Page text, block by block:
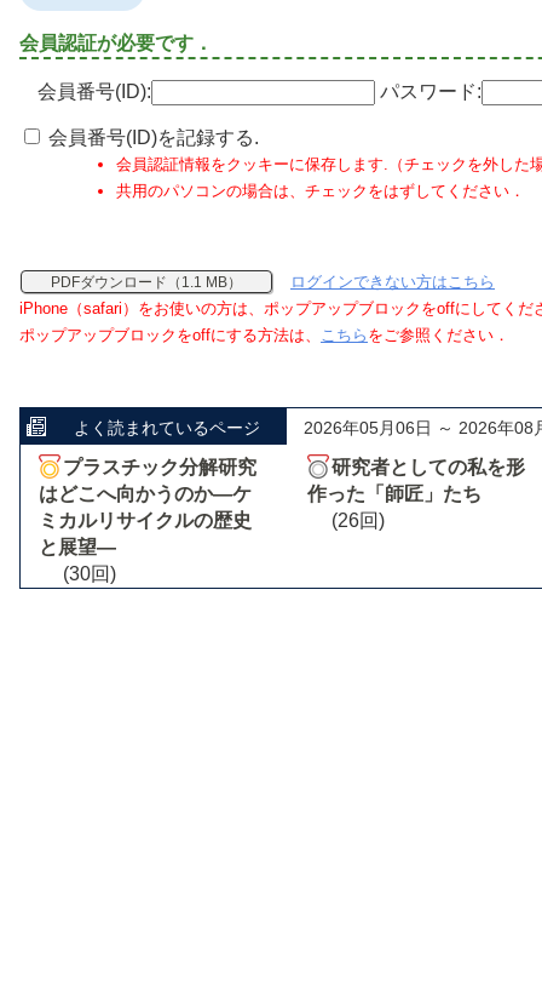
会員認証が必要です．
会員番号(ID): パスワード:
会員番号(ID)を記録する.
会員認証情報をクッキーに保存します.（チェックを外した
共用のパソコンの場合は、チェックをはずしてください．
PDFダウンロード（1.1 MB）
ログインできない方はこちら
iPhone（safari）をお使いの方は、ポップアップブロックをoffにしてくだ
ポップアップブロックをoffにする方法は、 こちら をご参照ください．
よく読まれているページ 2026年05月06日 ～ 2026年08
プラスチック分解研究
はどこへ向かうのか―ケ
ミカルリサイクルの歴史
と展望―
(30回)
研究者としての私を形
作った「師匠」たち
(26回)